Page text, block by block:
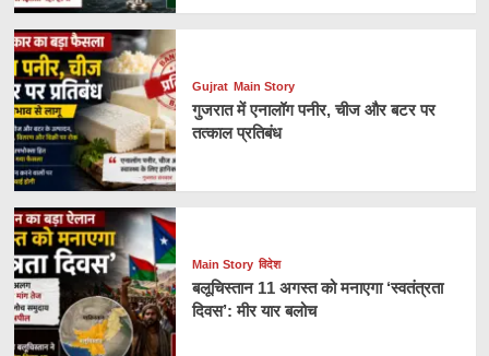
Gujrat Main Story
गुजरात में एनालॉग पनीर, चीज और बटर पर
तत्काल प्रतिबंध
Main Story विदेश
बलूचिस्तान 11 अगस्त को मनाएगा ‘स्वतंत्रता
दिवस’: मीर यार बलोच